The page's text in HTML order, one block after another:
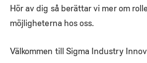
Hör av dig så berättar vi mer om
möjligheterna hos oss.
Välkommen till Sigma Industry